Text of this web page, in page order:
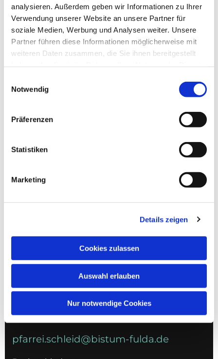
analysieren. Außerdem geben wir Informationen zu Ihrer
Verwendung unserer Website an unsere Partner für
soziale Medien, Werbung und Analysen weiter. Unsere
Partner führen diese Informationen möglicherweise mit
weiteren Daten zusammen, die Sie ihnen bereitgestellt
Notwendig
Präferenzen
Statistiken
Marketing
Details zeigen
Cookies zulassen
Auswahl erlauben
Nur notwendige Cookies
NAVIGATION
Pfarrei
Lebensbegleitung
Schleider Hauptstraße 16
036967 596795
E-MAIL
pfarrei.schleid@bistum-fulda.de